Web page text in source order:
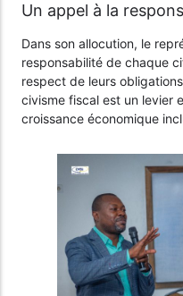
Un appel à la
Dans son allocution, le
responsabilité de chaque
respect de leurs
civisme fiscal est un levier
croissance économique